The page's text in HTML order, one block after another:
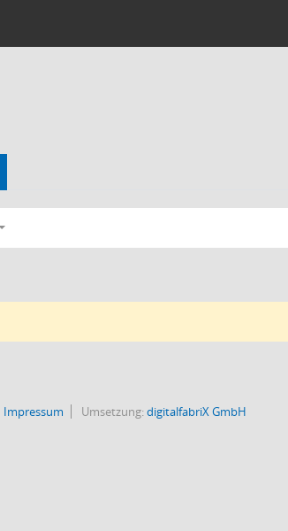
Impressum Umsetzung:digitalfabriX GmbH